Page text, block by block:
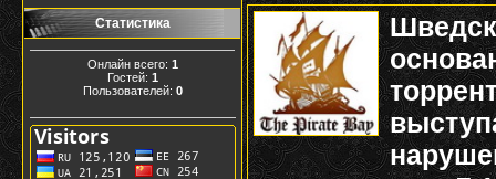
Статистика
Онлайн всего: 1
Гостей: 1
Пользователей: 0